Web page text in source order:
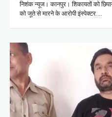
निशंक न्यूज। कानपुर। शिकायतों को
को जूते से मारने के आरोपी इंस्पेक्टर…